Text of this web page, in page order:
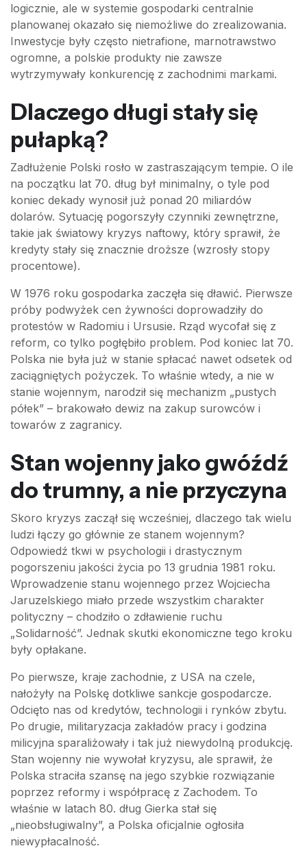
logicznie, ale w systemie gospodarki centralnie
planowanej okazało się niemożliwe do zrealizowania.
Inwestycje były często nietrafione, marnotrawstwo
ogromne, a polskie produkty nie zawsze
wytrzymywały konkurencję z zachodnimi markami.
Dlaczego długi stały się
pułapką?
Zadłużenie Polski rosło w zastraszającym tempie. O ile
na początku lat 70. dług był minimalny, o tyle pod
koniec dekady wynosił już ponad 20 miliardów
dolarów. Sytuację pogorszyły czynniki zewnętrzne,
takie jak światowy kryzys naftowy, który sprawił, że
kredyty stały się znacznie droższe (wzrosły stopy
procentowe).
W 1976 roku gospodarka zaczęła się dławić. Pierwsze
próby podwyżek cen żywności doprowadziły do
protestów w Radomiu i Ursusie. Rząd wycofał się z
reform, co tylko pogłębiło problem. Pod koniec lat 70.
Polska nie była już w stanie spłacać nawet odsetek od
zaciągniętych pożyczek. To właśnie wtedy, a nie w
stanie wojennym, narodził się mechanizm „pustych
półek” – brakowało dewiz na zakup surowców i
towarów z zagranicy.
Stan wojenny jako gwóźdź
do trumny, a nie przyczyna
Skoro kryzys zaczął się wcześniej, dlaczego tak wielu
ludzi łączy go głównie ze stanem wojennym?
Odpowiedź tkwi w psychologii i drastycznym
pogorszeniu jakości życia po 13 grudnia 1981 roku.
Wprowadzenie stanu wojennego przez Wojciecha
Jaruzelskiego miało przede wszystkim charakter
polityczny – chodziło o zdławienie ruchu
„Solidarność”. Jednak skutki ekonomiczne tego kroku
były opłakane.
Po pierwsze, kraje zachodnie, z USA na czele,
nałożyły na Polskę dotkliwe sankcje gospodarcze.
Odcięto nas od kredytów, technologii i rynków zbytu.
Po drugie, militaryzacja zakładów pracy i godzina
milicyjna sparaliżowały i tak już niewydolną produkcję.
Stan wojenny nie wywołał kryzysu, ale sprawił, że
Polska straciła szansę na jego szybkie rozwiązanie
poprzez reformy i współpracę z Zachodem. To
właśnie w latach 80. dług Gierka stał się
„nieobsługiwalny”, a Polska oficjalnie ogłosiła
niewypłacalność.